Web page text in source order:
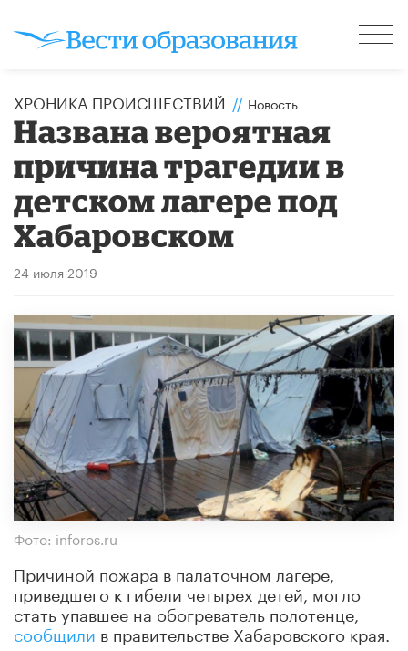
ХРОНИКА ПРОИСШЕСТВИЙ // Новость
Названа вероятная
причина трагедии в
детском лагере под
Хабаровском
24 июля 2019
Фото: inforos.ru
Причиной пожара в палаточном лагере,
приведшего к гибели четырех детей, могло
стать упавшее на обогреватель полотенце,
сообщили в правительстве Хабаровского края.